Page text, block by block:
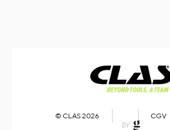
© CLAS 2026 CGV